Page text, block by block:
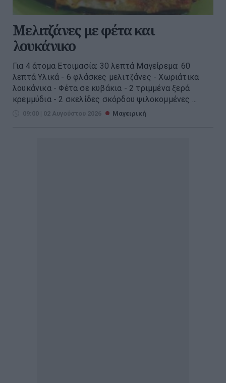
Μελιτζάνες με φέτα και
λουκάνικο
Για 4 άτομα Ετοιμασία: 30 λεπτά Μαγείρεμα: 60
λεπτά Υλικά - 6 φλάσκες μελιτζάνες - Χωριάτικα
λουκάνικα - Φέτα σε κυβάκια - 2 τριμμένα ξερά
κρεμμύδια - 2 σκελίδες σκόρδου ψιλοκομμένες ...
09:00 | 02 Αυγούστου 2026 Μαγειρική